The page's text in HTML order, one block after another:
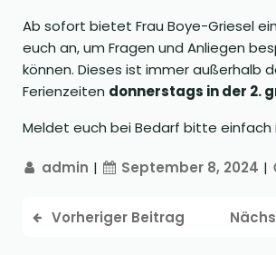
Ab sofort bietet Frau Boye-Griesel
euch an, um Fragen und Anliegen
können. Dieses ist immer außerhalb
Ferienzeiten donnerstags in der 2.
Meldet euch bei Bedarf bitte einfach
admin | September 8, 2024 |
Vorheriger Beitrag